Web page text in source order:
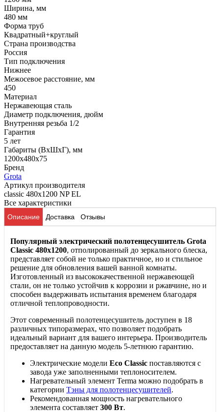
Ширина, мм
480 мм
Форма труб
Квадратный+круглый
Страна производства
Россия
Тип подключения
Нижнее
Межосевое расстояние, мм
450
Материал
Нержавеющая сталь
Диаметр подключения, дюйм
Внутренняя резьба 1/2
Гарантия
5 лет
Габариты (ВхШхГ), мм
1200x480x75
Бренд
Grota
Артикул производителя
classic 480x1200 NP EL
Все характеристики
Описание Доставка Отзывы
Популярный электрический полотенцесушитель Grota
Classic 480x1200, отполированный до зеркального блеска,
представляет собой не только практичное, но и стильное
решение для обновления вашей ванной комнаты.
Изготовленный из высококачественной нержавеющей
стали, он не только устойчив к коррозии и ржавчине, но и
способен выдерживать испытания временем благодаря
отличной теплопроводности.
Этот современный полотенцесушитель доступен в 18
различных типоразмерах, что позволяет подобрать
идеальный вариант для вашего интерьера. Производитель
предоставляет на данную модель 5-летнюю гарантию.
Электрические модели Eco Classic поставляются с
завода уже заполненными теплоносителем.
Нагревательный элемент Terma можно подобрать в
категории Тэны для полотенцесушителей.
Рекомендованная мощность нагревательного
элемента составляет 300 Вт.